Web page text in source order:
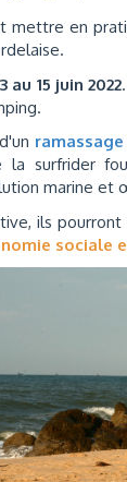
mettre en
15 juin 2022
surfrider
marine et
ils
sociale